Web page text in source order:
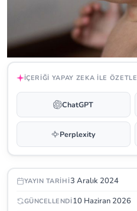
İÇERIĞI YAPAY ZEKA ILE ÖZETLE
ChatGPT
Perplexity
YAYIN TARIHI3 Aralık 2024
GÜNCELLENDI10 Haziran 2026